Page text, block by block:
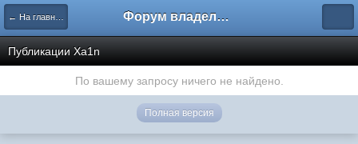
← На главную Форум владельцев интернет-магазинов
Публикации Xa1n
По вашему запросу ничего не найдено.
Полная версия